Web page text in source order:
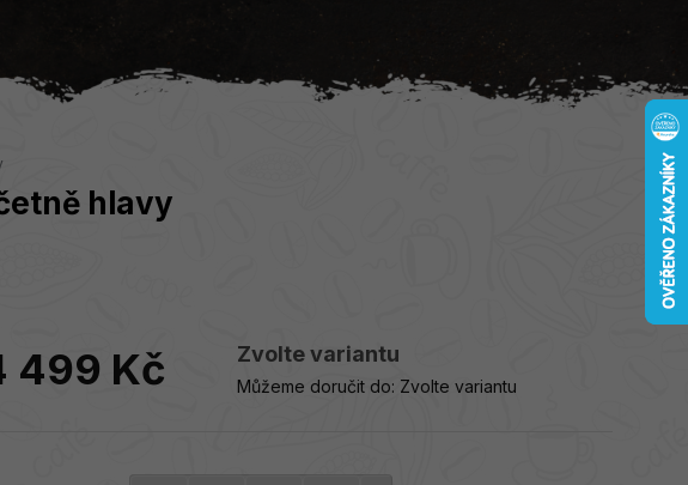
hlavy
499 Kč Zvolte variantu
Můžeme doručit do: Zvolte variantu